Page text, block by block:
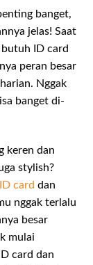
banget,
jelas! Saat
ID card
peran besar
Nggak
banget di-
keren dan
stylish?
ID card dan
nggak terlalu
besar
mulai
card dan